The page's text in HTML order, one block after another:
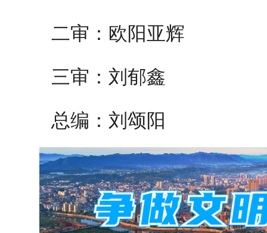
二审：欧阳亚辉
三审：刘郁鑫
总编：刘颂阳